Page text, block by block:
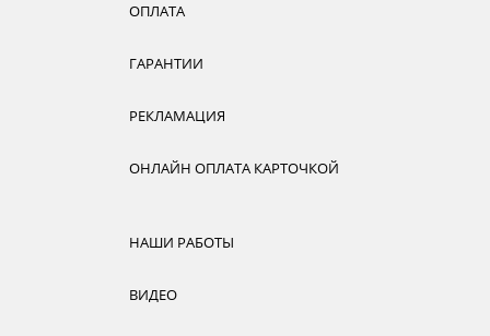
ОПЛАТА
ГАРАНТИИ
РЕКЛАМАЦИЯ
ОНЛАЙН ОПЛАТА КАРТОЧКОЙ
НАШИ РАБОТЫ
ВИДЕО